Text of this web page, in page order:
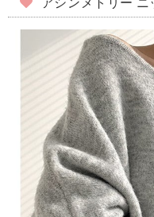
アシンメトリー